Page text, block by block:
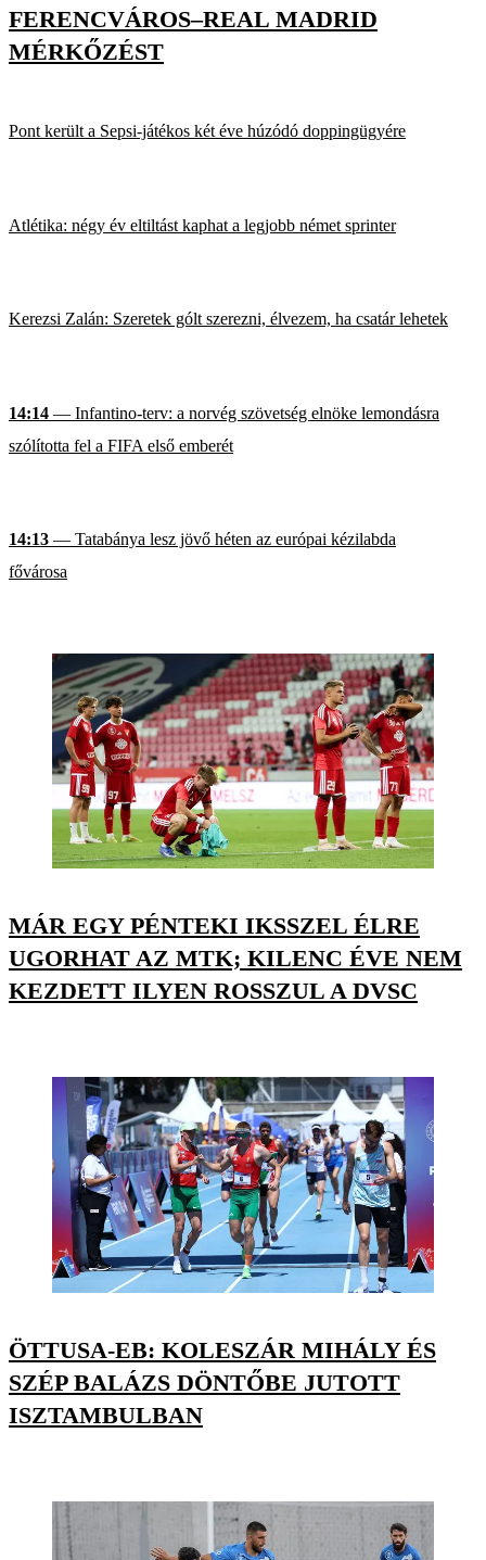
FERENCVÁROS–REAL MADRID
MÉRKŐZÉST
Pont került a Sepsi-játékos két éve húzódó doppingügyére
Atlétika: négy év eltiltást kaphat a legjobb német sprinter
Kerezsi Zalán: Szeretek gólt szerezni, élvezem, ha csatár lehetek
14:14 — Infantino-terv: a norvég szövetség elnöke lemondásra
szólította fel a FIFA első emberét
14:13 — Tatabánya lesz jövő héten az európai kézilabda
fővárosa
MÁR EGY PÉNTEKI IKSSZEL ÉLRE
UGORHAT AZ MTK; KILENC ÉVE NEM
KEZDETT ILYEN ROSSZUL A DVSC
ÖTTUSA-EB: KOLESZÁR MIHÁLY ÉS
SZÉP BALÁZS DÖNTŐBE JUTOTT
ISZTAMBULBAN